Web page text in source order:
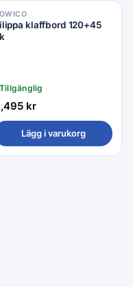
klaffbord 120+45
Tillgänglig
kr
Lägg i varukorg